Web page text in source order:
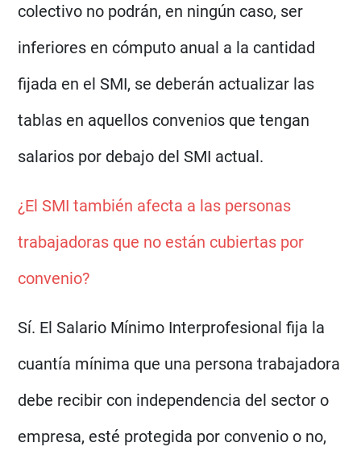
colectivo no podrán, en ningún caso, ser
inferiores en cómputo anual a la cantidad
fijada en el SMI, se deberán actualizar las
tablas en aquellos convenios que tengan
salarios por debajo del SMI actual.
¿El SMI también afecta a las personas
trabajadoras que no están cubiertas por
convenio?
Sí. El Salario Mínimo Interprofesional fija la
cuantía mínima que una persona trabajadora
debe recibir con independencia del sector o
empresa, esté protegida por convenio o no,